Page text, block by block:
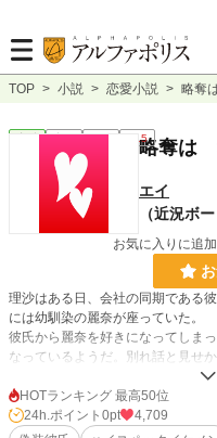
TOP > 小説 > 恋愛小説 > 略奪
完結 長編 R15略奪は
エイ
（近況ボー
お気に入りに追
理沙はある日、会社の同期である
には幼馴染の麗奈が座っていた。
彼氏から麗奈を好きになってしま
なっているようだ。別れ話と見せ
しつつもどこか冷静に呆れていた。
なぜならこの幼馴染に彼氏を奪わ
小学校の時から麗奈は理沙に粘着
社会人になっても付きまとわれる
HOTランキング 最高50位
24h.ポイント 0pt
4,709